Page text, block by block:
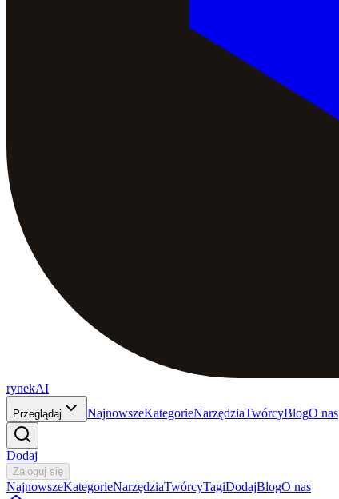
rynekAI
Przeglądaj NajnowszeKategorieNarzędziaTwórcyBlogO nas
Dodaj
Zaloguj się
NajnowszeKategorieNarzędziaTwórcyTagiDodajBlogO nas